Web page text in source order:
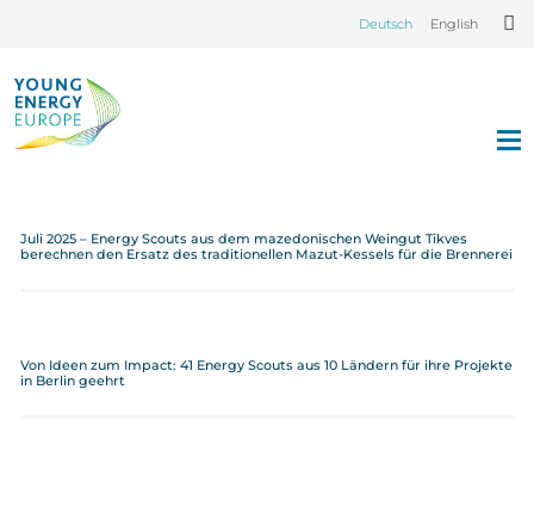
Deutsch English
Juli 2025 – Energy Scouts aus dem mazedonischen Weingut Tikves
berechnen den Ersatz des traditionellen Mazut-Kessels für die Brennerei
Von Ideen zum Impact: 41 Energy Scouts aus 10 Ländern für ihre Projekte
in Berlin geehrt